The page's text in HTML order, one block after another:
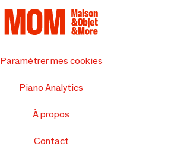
Paramétrer mes cookies
Piano Analytics
À propos
Contact